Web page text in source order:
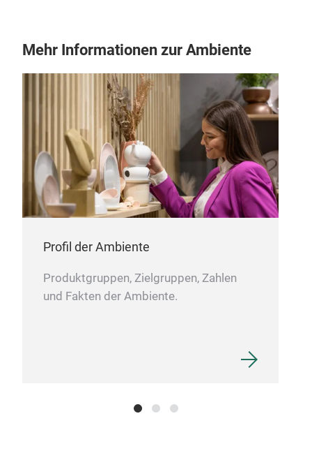
Mehr Informationen zur Ambiente
Profil der Ambiente
Produktgruppen, Zielgruppen, Zahlen
und Fakten der Ambiente.